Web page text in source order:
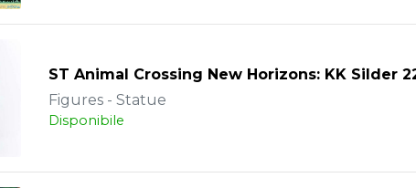
ST Animal Crossing New Horizons: KK Silder
Figures - Statue
Disponibile